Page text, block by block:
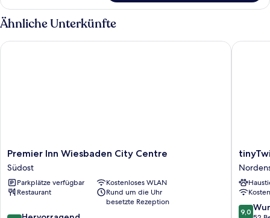
Room,
Zimmer,
1 King-
Bett
Ähnliche Unterkünfte
Premier
Inn
Wiesbaden
City
Centre
Premier Inn Wiesbaden City Centre
Südost
Parkplätze verfügbar
Kostenloses WLAN
Restaurant
Rund um die Uhr
besetzte Rezeption
Premier Inn Wiesbaden City Centre
Hotel
9.0
9,0